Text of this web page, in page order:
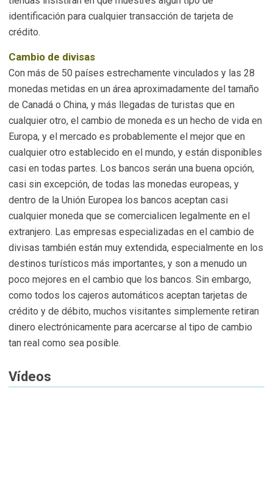
identificación para cualquier transacción de tarjeta de
crédito.
Cambio de divisas
Con más de 50 países estrechamente vinculados y las 28
monedas metidas en un área aproximadamente del tamaño
de Canadá o China, y más llegadas de turistas que en
cualquier otro, el cambio de moneda es un hecho de vida en
Europa, y el mercado es probablemente el mejor que en
cualquier otro establecido en el mundo, y están disponibles
casi en todas partes. Los bancos serán una buena opción,
casi sin excepción, de todas las monedas europeas, y
dentro de la Unión Europea los bancos aceptan casi
cualquier moneda que se comercialicen legalmente en el
extranjero. Las empresas especializadas en el cambio de
divisas también están muy extendida, especialmente en los
destinos turísticos más importantes, y son a menudo un
poco mejores en el cambio que los bancos. Sin embargo,
como todos los cajeros automáticos aceptan tarjetas de
crédito y de débito, muchos visitantes simplemente retiran
dinero electrónicamente para acercarse al tipo de cambio
tan real como sea posible.
Vídeos